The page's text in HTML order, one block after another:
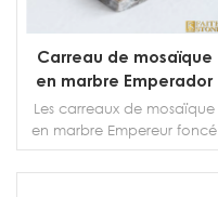
Carreau de mosaïque
en marbre Emperador
foncé
Les carreaux de mosaïque
en marbre Empereur foncé
à motif carré sont le
complément parfait à tout